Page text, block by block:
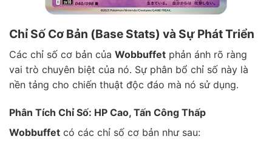
Chỉ Số Cơ Bản (Base Stats) và Sự Phát Triển
Các chỉ số cơ bản của Wobbuffet phản ánh rõ ràng
vai trò chuyên biệt của nó. Sự phân bổ chỉ số này là
nền tảng cho chiến thuật độc đáo mà nó sử dụng.
Phân Tích Chỉ Số: HP Cao, Tấn Công Thấp
Wobbuffet có các chỉ số cơ bản như sau: